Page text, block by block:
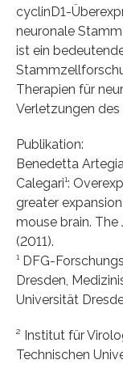
cyclinD1-
neuronale
ist ein
Therapien für
Verletzungen
Publikation:
Benedetta
Calegari¹:
greater
mouse brain.
(2011).
¹ DFG-
Dresden,
Universität
² Institut für
Technischen